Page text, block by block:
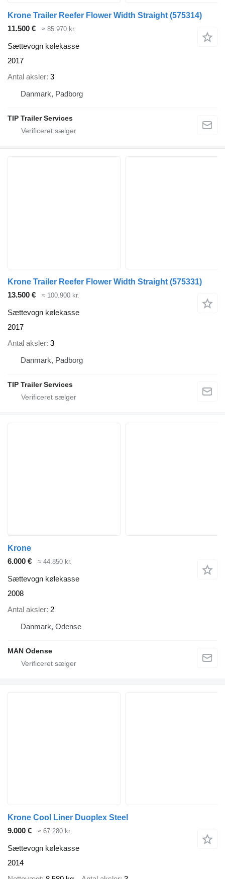
Krone Trailer Reefer Flower Width Straight (575314)
11.500 €
≈ 85.970 kr.
Sættevogn kølekasse
2017
Antal aksler 3
Danmark, Padborg
TIP Trailer Services
Krone Trailer Reefer Flower Width Straight (575331)
13.500 €
≈ 100.900 kr.
Sættevogn kølekasse
2017
Antal aksler 3
Danmark, Padborg
TIP Trailer Services
Krone
6.000 €
≈ 44.850 kr.
Sættevogn kølekasse
2008
Antal aksler 2
Danmark, Odense
MAN Odense
Krone Cool Liner Duoplex Steel
9.000 €
≈ 67.280 kr.
Sættevogn kølekasse
2014